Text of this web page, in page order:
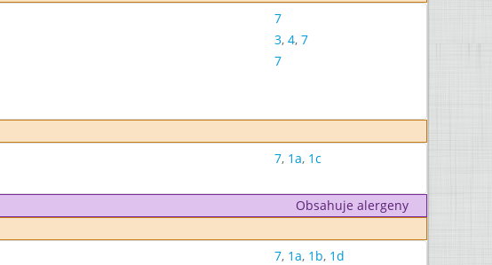
7
3, 4, 7
7
7, 1a, 1c
Obsahuje alergeny
7, 1a, 1b, 1d